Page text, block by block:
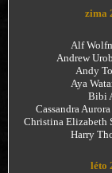
zima
Alf
Andrew
Andy
Aya
Bibi
Cassandra
Christina Elizabeth
Harry
léto